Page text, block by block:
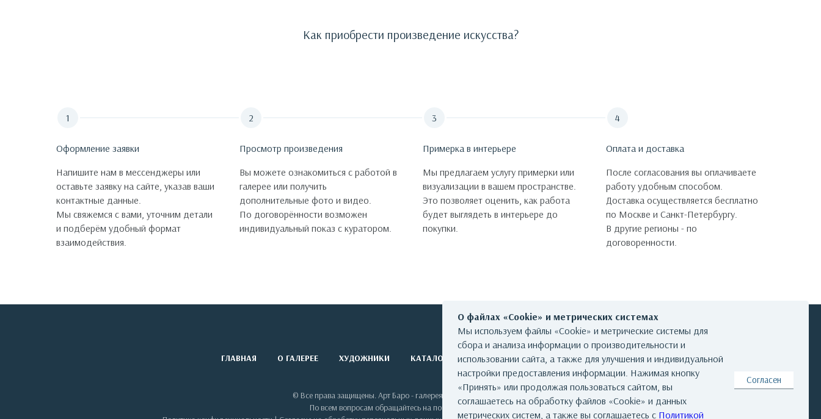
Как приобрести произведение искусства?
Оформление заявки
Напишите нам в мессенджеры или
оставьте заявку на сайте, указав ваши
контактные данные.
Мы свяжемся с вами, уточним детали
и подберём удобный формат
взаимодействия.
Просмотр произведения
Вы можете ознакомиться с работой в
галерее или получить
дополнительные фото и видео.
По договорённости возможен
индивидуальный показ с куратором.
Примерка в интерьере
Мы предлагаем услугу примерки или
визуализации в вашем пространстве.
Это позволяет оценить, как работа
будет выглядеть в интерьере до
покупки.
Оплата и доставка
После согласования вы оплачиваете
работу удобным способом.
Доставка осуществляется бесплатно
по Москве и Санкт-Петербургу.
В другие регионы - по
договоренности.
ГЛАВНАЯ О ГАЛЕРЕЕ ХУДОЖНИКИ КАТАЛОГ РАБОТ СОБЫТИЯ КОНТАКТЫ
© Все права защищены. Арт Баро - галерея современного искусства
По всем вопросам обращайтесь на почту: info@artbaro.ru
О файлах «Cookie» и метрических системах
Мы используем файлы «Cookie» и метрические системы для
сбора и анализа информации о производительности и
использовании сайта, а также для улучшения и индивидуальной
настройки предоставления информации. Нажимая кнопку
«Принять» или продолжая пользоваться сайтом, вы
соглашаетесь на обработку файлов «Cookie» и данных
метрических систем, а также вы соглашаетесь с Политикой
Согласен